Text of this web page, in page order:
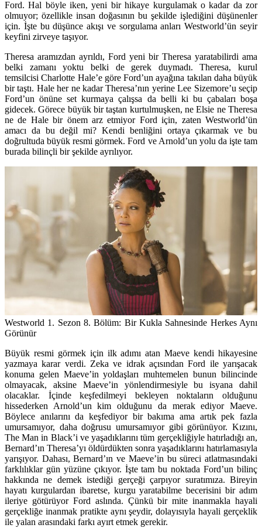
Ford. Hal böyle iken, yeni bir hikaye kurgulamak o kadar da zor
olmuyor; özellikle insan doğasının bu şekilde işlediğini düşünenler
için. İşte bu düşünce akışı ve sorgulama anları Westworld’ün seyir
keyfini zirveye taşıyor.
Theresa aramızdan ayrıldı, Ford yeni bir Theresa yaratabilirdi ama
belki zamanı yoktu belki de gerek duymadı. Theresa, kurul
temsilcisi Charlotte Hale’e göre Ford’un ayağına takılan daha büyük
bir taştı. Hale her ne kadar Theresa’nın yerine Lee Sizemore’u seçip
Ford’un önüne set kurmaya çalışsa da belli ki bu çabaları boşa
gidecek. Görece büyük bir taştan kurtulmuşken, ne Elsie ne Theresa
ne de Hale bir önem arz etmiyor Ford için, zaten Westworld’ün
amacı da bu değil mi? Kendi benliğini ortaya çıkarmak ve bu
doğrultuda büyük resmi görmek. Ford ve Arnold’un yolu da işte tam
burada bilinçli bir şekilde ayrılıyor.
Westworld 1. Sezon 8. Bölüm: Bir Kukla Sahnesinde Herkes Aynı
Görünür
Büyük resmi görmek için ilk adımı atan Maeve kendi hikayesine
yazmaya karar verdi. Zeka ve idrak açısından Ford ile yarışacak
konuma gelen Maeve’in yoldaşları muhtemelen bunun bilincinde
olmayacak, aksine Maeve’in yönlendirmesiyle bu isyana dahil
olacaklar. İçinde keşfedilmeyi bekleyen noktaların olduğunu
hissederken Arnold’un kim olduğunu da merak ediyor Maeve.
Böylece anılarını da keşfediyor bir bakıma ama artık pek fazla
umursamıyor, daha doğrusu umursamıyor gibi görünüyor. Kızını,
The Man in Black’i ve yaşadıklarını tüm gerçekliğiyle hatırladığı an,
Bernard’ın Theresa’yı öldürdükten sonra yaşadıklarını hatırlamasıyla
yarışıyor. Dahası, Bernard’ın ve Maeve’in bu süreci atlatmasındaki
farklılıklar gün yüzüne çıkıyor. İşte tam bu noktada Ford’un bilinç
hakkında ne demek istediği gerçeği çarpıyor suratımıza. Bireyin
hayatı kurgulardan ibaretse, kurgu yaratabilme becerisini bir adım
ileriye götürüyor Ford aslında. Çünkü bir mite inanmakla hayali
gerçekliğe inanmak pratikte aynı şeydir, dolayısıyla hayali gerçeklik
ile yalan arasındaki farkı ayırt etmek gerekir.